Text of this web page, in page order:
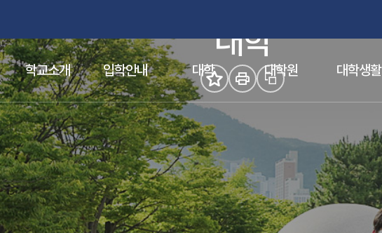
학교소개 입학안내(새 창 열림)
대학 대학원 (새 창 열림)대학생활
대학